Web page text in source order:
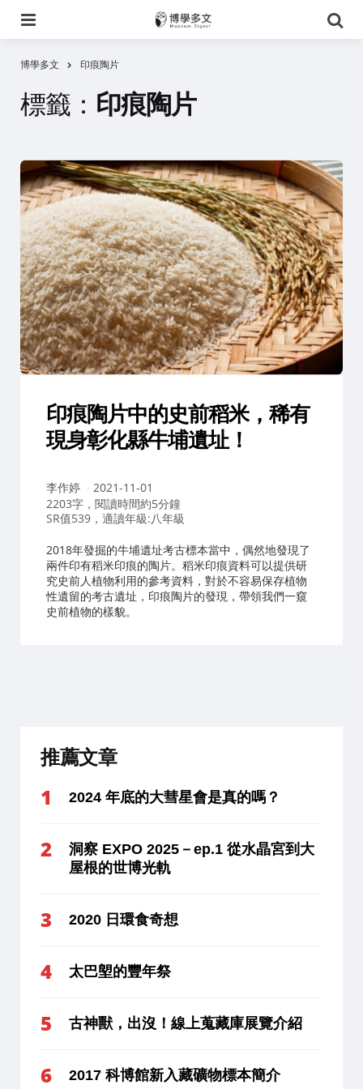
尋
博學多文 印痕陶片
標籤： 印痕陶片
印痕陶片中的史前稻米，稀有
現身彰化縣牛埔遺址！
作
者：
李作婷
2021-11-01
2203字，閱讀時間約5分鐘
SR值539，適讀年級:八年級
2018年發掘的牛埔遺址考古標本當中，偶然地發現了
兩件印有稻米印痕的陶片。稻米印痕資料可以提供研
究史前人植物利用的參考資料，對於不容易保存植物
性遺留的考古遺址，印痕陶片的發現，帶領我們一窺
史前植物的樣貌。
推薦文章
2024 年底的大彗星會是真的嗎？
洞察 EXPO 2025－ep.1 從水晶宮到大
屋根的世博光軌
2020 日環食奇想
太巴塱的豐年祭
古神獸，出沒！線上蒐藏庫展覽介紹
2017 科博館新入藏礦物標本簡介